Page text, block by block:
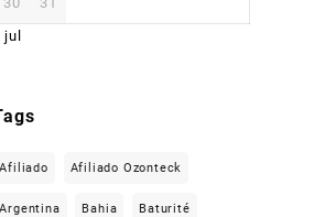
jul
Afiliado Afiliado Ozonteck
Argentina Bahia Baturité